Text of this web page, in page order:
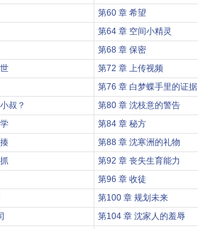
第60 章 希望
第64 章 空间小精灵
第68 章 保密
第72 章 上传视频
第76 章 白梦蝶手里的证据
叔？
第80 章 沈枝意的警告
第84 章 秘方
第88 章 沈寒洲的礼物
第92 章 丧失生育能力
第96 章 收徒
第100 章 规划未来
第104 章 沈家人的羞辱